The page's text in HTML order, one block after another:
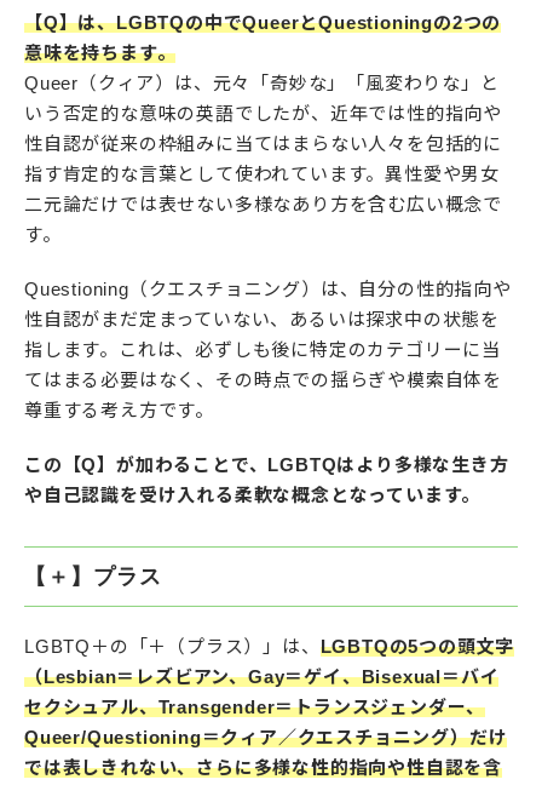
【Q】は、LGBTQの中でQueerとQuestioningの2つの
意味を持ちます。
Queer（クィア）は、元々「奇妙な」「風変わりな」と
いう否定的な意味の英語でしたが、近年では性的指向や
性自認が従来の枠組みに当てはまらない人々を包括的に
指す肯定的な言葉として使われています。異性愛や男女
二元論だけでは表せない多様なあり方を含む広い概念で
す。
Questioning（クエスチョニング）は、自分の性的指向や
性自認がまだ定まっていない、あるいは探求中の状態を
指します。これは、必ずしも後に特定のカテゴリーに当
てはまる必要はなく、その時点での揺らぎや模索自体を
尊重する考え方です。
この【Q】が加わることで、LGBTQはより多様な生き方
や自己認識を受け入れる柔軟な概念となっています。
【＋】プラス
LGBTQ＋の「＋（プラス）」は、 LGBTQの5つの頭文字
（Lesbian＝レズビアン、Gay＝ゲイ、Bisexual＝バイ
セクシュアル、Transgender＝トランスジェンダー、
Queer/Questioning＝クィア／クエスチョニング）だけ
では表しきれない、さらに多様な性的指向や性自認を含